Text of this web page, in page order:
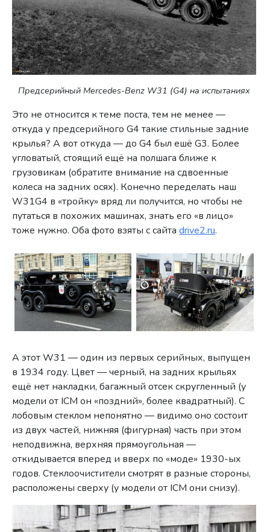
Предсерийный Mercedes-Benz W31 (G4) на испытаниях
Это не относится к теме поста, тем не менее —
откуда у предсерийного G4 такие стильные задние
крылья? А вот откуда — до G4 был ешё G3. Более
угловатый, стоящий ещё на полшага ближе к
грузовикам (обратите внимание на сдвоенные
колеса на задних осях). Конечно переделать наш
W31G4 в «тройку» вряд ли получится, но чтобы не
путаться в похожих машинах, знать его «в лицо»
тоже нужно. Оба фото взяты с сайтаdrive2.ru.
А этот W31 — один из первых серийных, выпущен
в 1934 году. Цвет — черный, на задних крыльях
ещё нет накладки, багажный отсек скругленный (у
модели от ICM он «поздний», более квадратный). С
лобовым стеклом непонятно — видимо оно состоит
из двух частей, нижняя (фигурная) часть при этом
неподвижна, верхняя прямоугольная —
откидывается вперед и вверх по «моде» 1930-ых
годов. Стеклоочистители смотрят в разные стороны,
расположены сверху (у модели от ICM они снизу).